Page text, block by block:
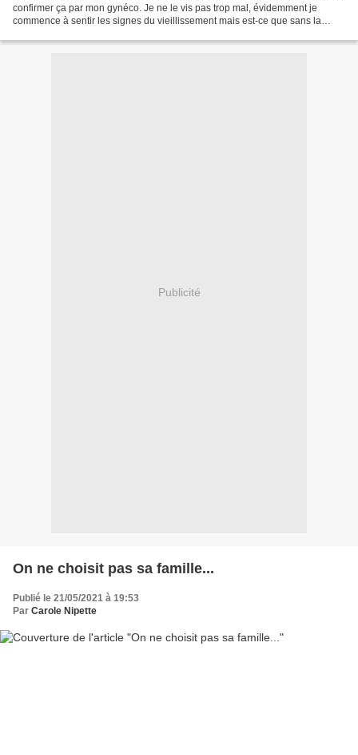
confirmer ça par mon gynéco. Je ne le vis pas trop mal, évidemment je
commence à sentir les signes du vieillissement mais est-ce que sans la
Publicité
On ne choisit pas sa famille...
Publié le 21/05/2021 à 19:53
Par Carole Nipette